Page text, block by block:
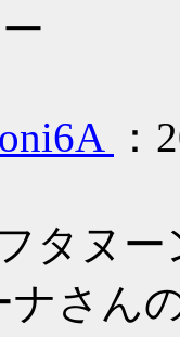
タヌー
ナさん